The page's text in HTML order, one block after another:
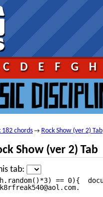
C D E F G H
182 chords → Rock Show (ver 2) Tab
Show (ver 2) Tab
tab:
tabs																																																											If you like Rock Show Tab by Blink 182 you might also like these songs:																									21 Guns Chordsby Green Day																									Basket Case Tabby Green Day																																																																																																																															Rock Show Tabat 911Tabs.com																																																						 																																																																																																																																																																																												 																																																																																																																												+ to speed up (numpad)															— to slow down (numpad)															Esc to stop																												Help																																																																																																																																																																																																																				Rock Show tab by Blink 182, www.Ultimate—Guitar.Com																																																																		View Rock Show tab on your iPhone or iPod Touch																																														Listen to Rock Show																																														Add to favourites																																																																																														tf_artist = "Blink 182";											tf_song = "Rock Show";																																																												Blink—182, The Rock Show, Take Off Your Pants And Jacket.